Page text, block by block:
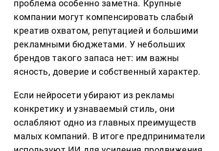
проблема особенно заметна. Крупные
компании могут компенсировать слабый
креатив охватом, репутацией и большими
рекламными бюджетами. У небольших
брендов такого запаса нет: им важны
ясность, доверие и собственный характер.
Если нейросети убирают из рекламы
конкретику и узнаваемый стиль, они
ослабляют одно из главных преимуществ
малых компаний. В итоге предприниматели